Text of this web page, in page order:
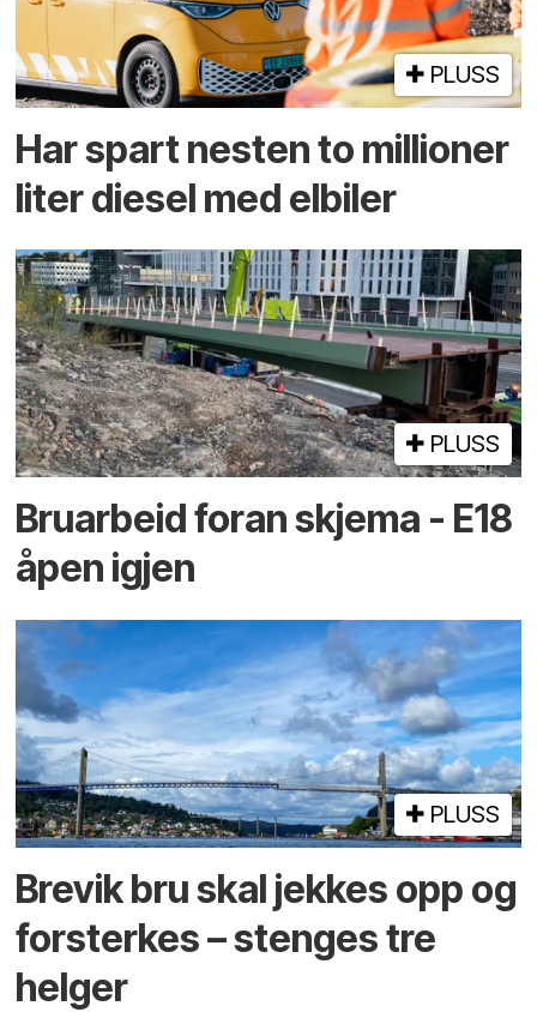
PLUSS
Har spart nesten to millioner
liter diesel med elbiler
PLUSS
Bruarbeid foran skjema - E18
åpen igjen
PLUSS
Brevik bru skal jekkes opp og
forsterkes – stenges tre
helger